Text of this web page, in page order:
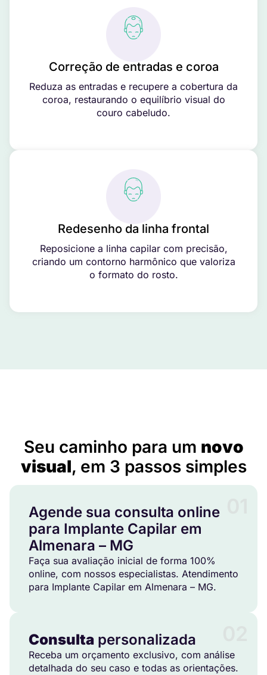
Correção de entradas e coroa
Reduza as entradas e recupere a cobertura da
coroa, restaurando o equilíbrio visual do
couro cabeludo.
Redesenho da linha frontal
Reposicione a linha capilar com precisão,
criando um contorno harmônico que valoriza
o formato do rosto.
Seu caminho para um novo
visual, em 3 passos simples
Agende sua consulta online
para Implante Capilar em
Almenara – MG
Faça sua avaliação inicial de forma 100%
online, com nossos especialistas. Atendimento
para Implante Capilar em Almenara – MG.
Consulta personalizada
Receba um orçamento exclusivo, com análise
detalhada do seu caso e todas as orientações.